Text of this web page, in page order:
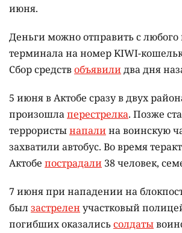
июня.
Деньги можно отправить с любого
терминала на номер KIWI-
Сбор средствобъявилидва дня
5 июня в Актобе сразу в двух
произошлаперестрелка. Позже
террористынапалина воинскую
захватили автобус. Во время
Актобе пострадали 38 человек,
7 июня при нападении на
былзастрелен участковый
погибших оказалисьсолдаты